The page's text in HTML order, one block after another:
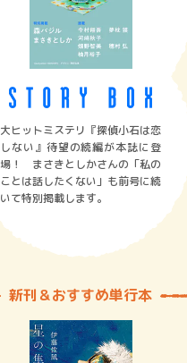
大ヒットミステリ『探偵小石は恋
しない』待望の続編が本誌に登
場！ まさきとしかさんの「私の
ことは話したくない」も前号に続
いて特別掲載します。
新刊＆おすすめ単行本